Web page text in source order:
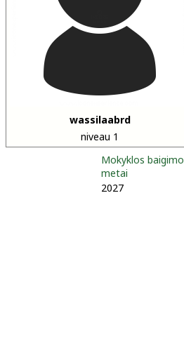
wassilaabrd
niveau 1
Mokyklos baigimo
metai
2027